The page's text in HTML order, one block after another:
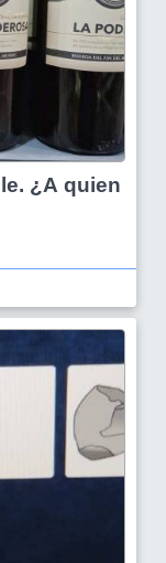
¿A quien